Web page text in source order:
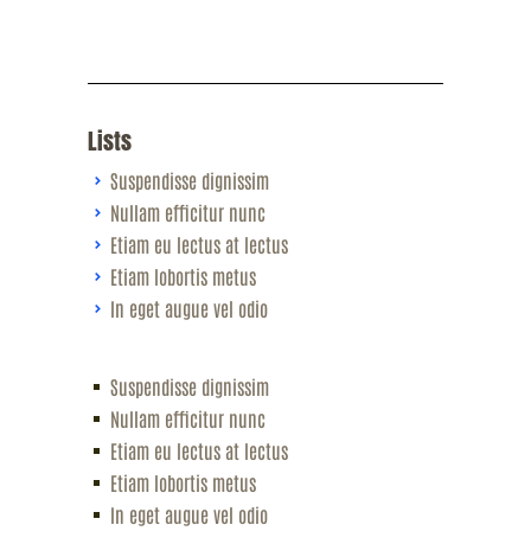
Lists
Suspendisse dignissim
Nullam efficitur nunc
Etiam eu lectus at lectus
Etiam lobortis metus
In eget augue vel odio
Suspendisse dignissim
Nullam efficitur nunc
Etiam eu lectus at lectus
Etiam lobortis metus
In eget augue vel odio